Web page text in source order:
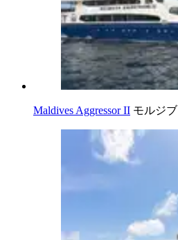
Maldives Aggressor II モルジブ